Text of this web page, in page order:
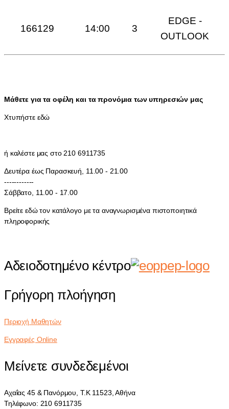
166129 14:00 3
EDGE -
OUTLOOK
Μάθετε για τα οφέλη και τα προνόμια των υπηρεσιών μας
Χτυπήστε εδώ
ή καλέστε μας στο 210 6911735
Δευτέρα έως Παρασκευή, 11.00 - 21.00
------------
Σάββατο, 11.00 - 17.00
Βρείτε εδώ τον κατάλογο με τα αναγνωρισμένα πιστοποιητικά
πληροφορικής
Αδειοδοτημένο κέντρο
Γρήγορη πλοήγηση
Περιοχή Μαθητών
Εγγραφές Online
Μείνετε συνδεδεμένοι
Αχαΐας 45 & Πανόρμου, Τ.Κ 11523, Αθήνα
Τηλέφωνο: 210 6911735